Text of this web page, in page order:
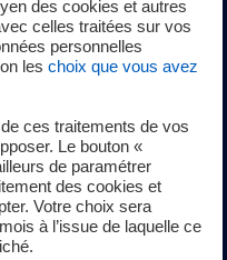
seconde
ou de seconde ? N
sur le site internet du
des cookies et autres
celles traitées sur vos
personnelles
les choix que vous avez
ces traitements de vos
Le bouton «
de paramétrer
des cookies et
Votre choix sera
à l’issue de laquelle ce